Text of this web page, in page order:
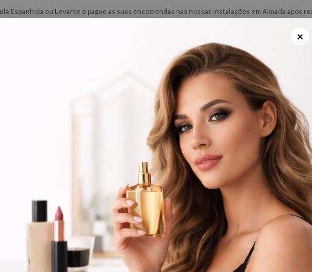
Espanhola ou Levante e pague as suas encomendas nas nossas instalações em Almada após
Barbeiro Perfumes
Andreia Profection Gel Construção
Profection Gel Construção
×